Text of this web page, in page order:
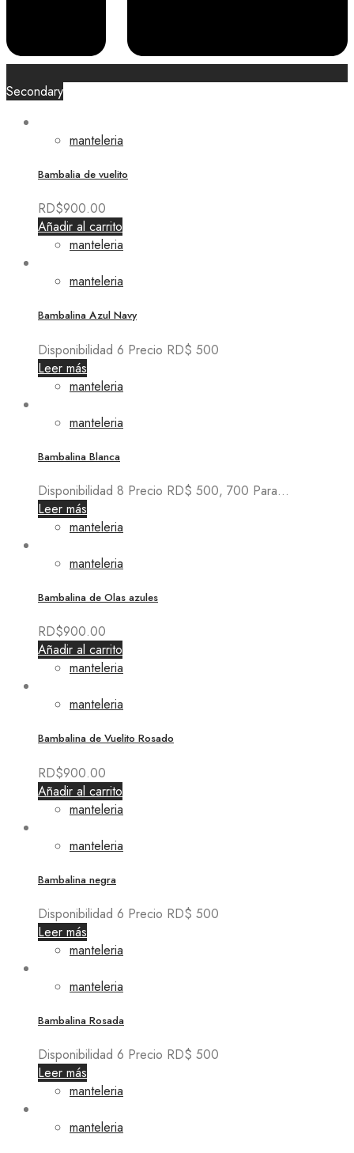
Secondary
manteleria
Bambalia de vuelito
RD$900.00
Añadir al carrito
manteleria
manteleria
Bambalina Azul Navy
Disponibilidad 6 Precio RD$ 500
Leer más
manteleria
manteleria
Bambalina Blanca
Disponibilidad 8 Precio RD$ 500, 700 Para...
Leer más
manteleria
manteleria
Bambalina de Olas azules
RD$900.00
Añadir al carrito
manteleria
manteleria
Bambalina de Vuelito Rosado
RD$900.00
Añadir al carrito
manteleria
manteleria
Bambalina negra
Disponibilidad 6 Precio RD$ 500
Leer más
manteleria
manteleria
Bambalina Rosada
Disponibilidad 6 Precio RD$ 500
Leer más
manteleria
manteleria